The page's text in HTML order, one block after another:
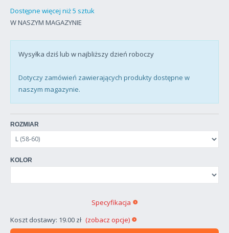
Dostępne więcej niż 5 sztuk
W NASZYM MAGAZYNIE
Wysyłka dziś lub w najbliższy dzień roboczy
Dotyczy zamówień zawierających produkty dostępne w
naszym magazynie.
ROZMIAR
KOLOR
Koszt dostawy: 19.00 zł (zobacz opcje)
Specyfikacja